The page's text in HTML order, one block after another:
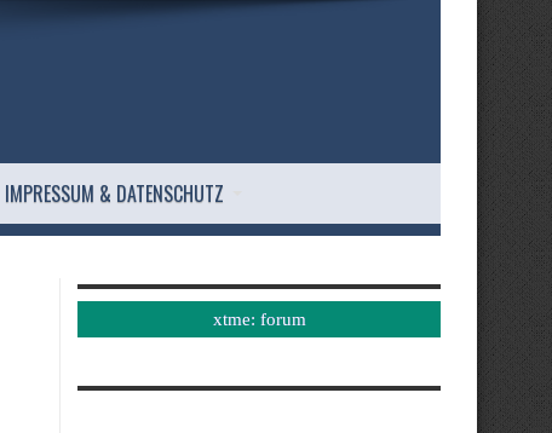
IMPRESSUM & DATENSCHUTZ
xtme: forum